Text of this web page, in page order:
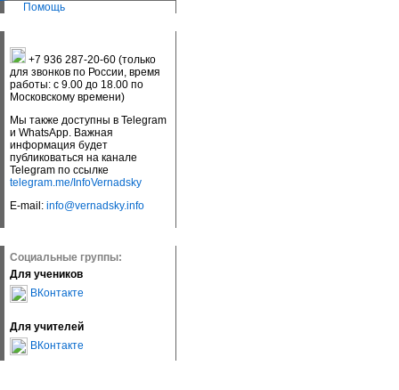
Помощь
+7 936 287-20-60 (только
для звонков по России, время
работы: с 9.00 до 18.00 по
Московскому времени)
Мы также доступны в Telegram
и WhatsApp. Важная
информация будет
публиковаться на канале
Telegram по ссылке
telegram.me/InfoVernadsky
E-mail: info@vernadsky.info
Социальные группы:
Для учеников
ВКонтакте
Для учителей
ВКонтакте